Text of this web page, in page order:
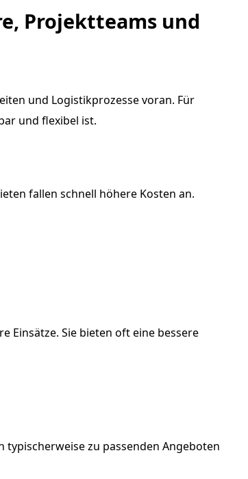
Projektteams und
und Logistikprozesse voran. Für
und flexibel ist.
fallen schnell höhere Kosten an.
Einsätze. Sie bieten oft eine bessere
typischerweise zu passenden Angeboten